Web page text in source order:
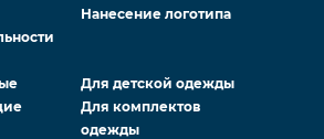
Нанесение логотипа
Для детской одежды
Для комплектов
одежды